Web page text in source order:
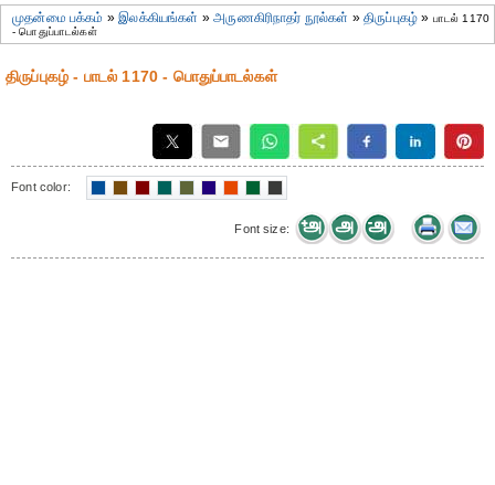
முதன்மை பக்கம் »இலக்கியங்கள் »அருணகிரிநாதர் நூல்கள் »திருப்புகழ் » பாடல் 1170
- பொதுப்பாடல்கள்
திருப்புகழ் - பாடல் 1170 - பொதுப்பாடல்கள்
Font color:
Font size: